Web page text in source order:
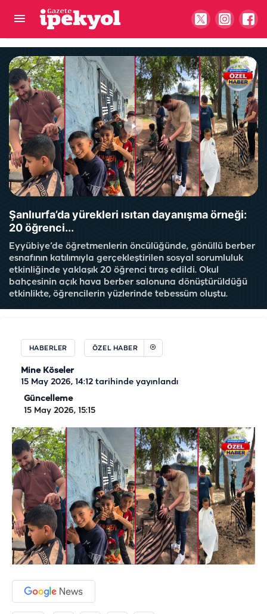
Şanlıurfa’da yürekleri ısıtan dayanışma örneği:
20 öğrenci...
Eyyübiye’de öğretmenlerin öncülüğünde, gönüllü berber
esnafının katılımıyla gerçekleştirilen sosyal sorumluluk
etkinliğinde yaklaşık 20 öğrenci tıraş edildi. Okul
bahçesinin açık hava berber salonuna dönüştürüldüğü
etkinlikte, öğrencilerin yüzlerinde tebessüm oluştu.
HABERLER ÖZEL HABER
Mine Köseler
15 May 2026, 14:12 tarihinde yayınlandı
Güncelleme
15 May 2026, 15:15
Depremin en acı dersini ne çabuk unuttuk?
Şanlıurfa'da eski tas eski hamam!